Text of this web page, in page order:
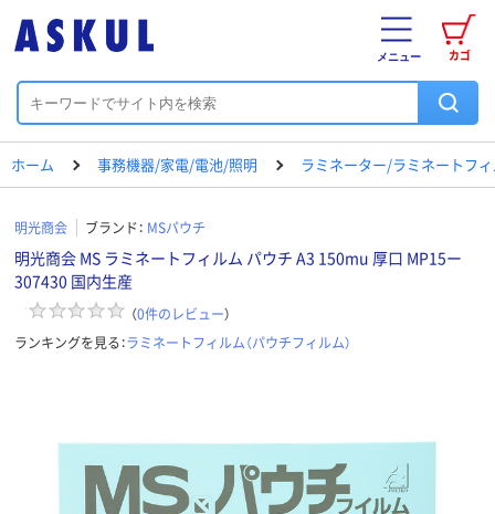
カゴ
メニュー
ホーム 事務機器/家電/電池/照明 ラミネーター/ラミネートフ
明光商会 ブランド： MSパウチ
明光商会 MS ラミネートフィルム パウチ A3 150mu 厚口 MP15ー
307430 国内生産
（0件のレビュー）
ランキングを見る：ラミネートフィルム（パウチフィルム）